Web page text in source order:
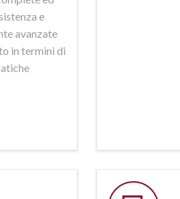
e
avanzate
in termini di